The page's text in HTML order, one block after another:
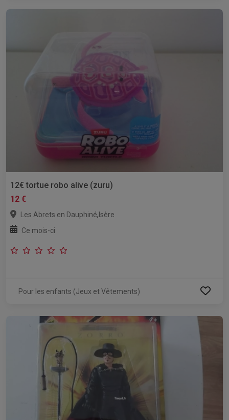
12€ tortue robo alive (zuru)
12 €
Les Abrets en Dauphiné, Isère
Ce mois-ci
Pour les enfants (Jeux et Vêtements)